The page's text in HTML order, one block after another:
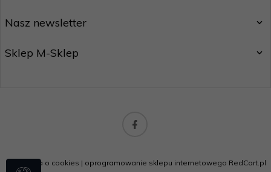
Nasz newsletter
Sklep M-Sklep
Informacja o cookies | oprogramowanie sklepu internetowego RedCart.pl